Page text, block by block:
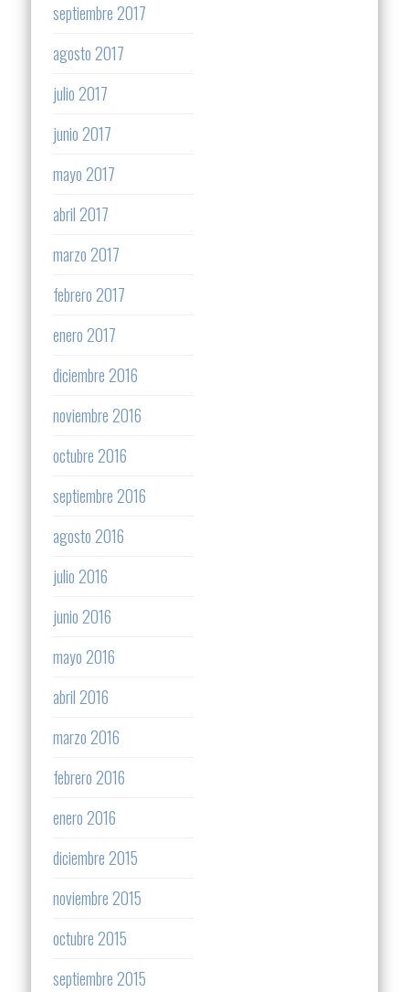
septiembre 2017
agosto 2017
julio 2017
junio 2017
mayo 2017
abril 2017
marzo 2017
febrero 2017
enero 2017
diciembre 2016
noviembre 2016
octubre 2016
septiembre 2016
agosto 2016
julio 2016
junio 2016
mayo 2016
abril 2016
marzo 2016
febrero 2016
enero 2016
diciembre 2015
noviembre 2015
octubre 2015
septiembre 2015